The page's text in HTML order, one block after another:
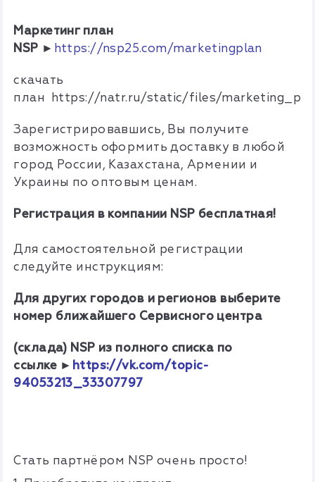
Маркетинг план
NSP ► https://nsp25.com/marketingplan
скачать
план https://natr.ru/static/files/
Зарегистрировавшись, Вы получите
возможность оформить доставку в любой
город России, Казахстана, Армении и
Украины по оптовым ценам.
Регистрация в компании NSP бесплатная!
Для самостоятельной регистрации
следуйте инструкциям:
Для других городов и регионов выберите
номер ближайшего Сервисного центра
(склада) NSP из полного списка по
ссылке ► https://vk.com/topic-
94053213_33307797
Стать партнёром NSP очень просто!